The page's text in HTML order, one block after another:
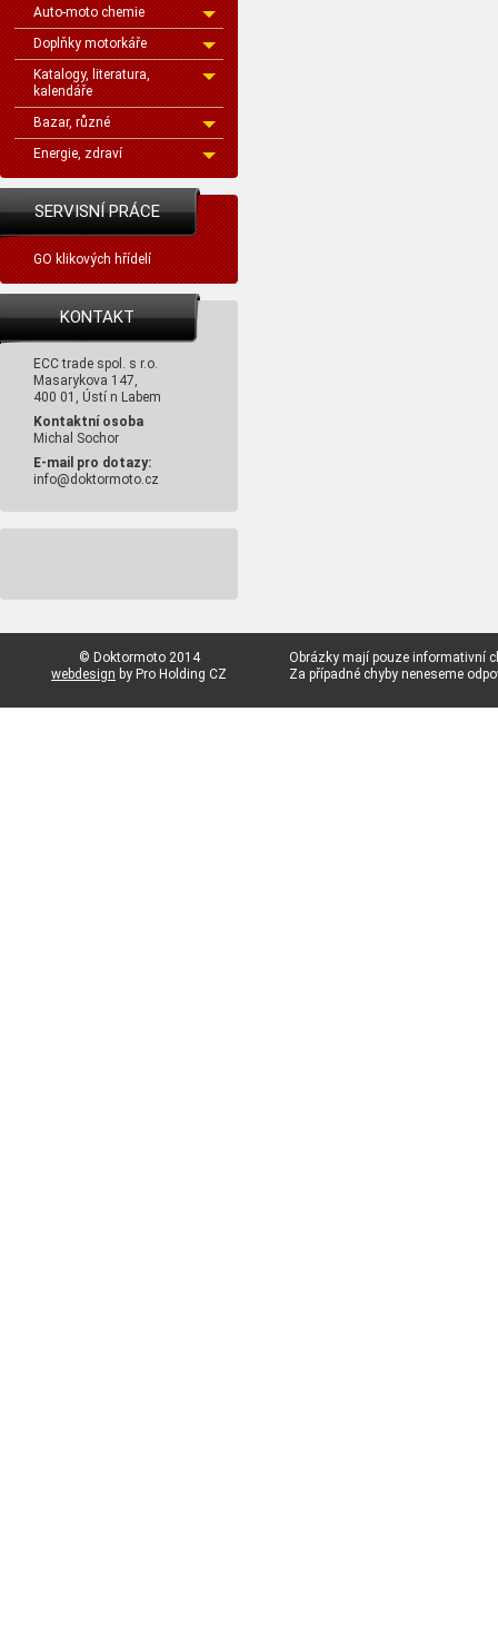
Auto-moto chemie
Doplňky motorkáře
Katalogy, literatura,
kalendáře
Bazar, různé
Energie, zdraví
SERVISNÍ PRÁCE
GO klikových hřídelí
KONTAKT
ECC trade spol. s r.o.
Masarykova 147,
400 01, Ústí n Labem
Kontaktní osoba
Michal Sochor
E-mail pro dotazy:
info@doktormoto.cz
© Doktormoto 2014
webdesign by Pro Holding CZ
Obrázky mají pouze informativní
Za případné chyby neneseme